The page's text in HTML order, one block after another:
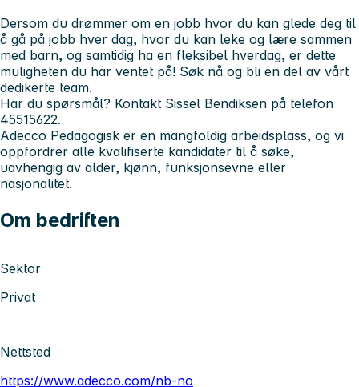
Dersom du drømmer om en jobb hvor du kan glede deg til
å gå på jobb hver dag, hvor du kan leke og lære sammen
med barn, og samtidig ha en fleksibel hverdag, er dette
muligheten du har ventet på! Søk nå og bli en del av vårt
dedikerte team.
Har du spørsmål? Kontakt Sissel Bendiksen på telefon
45515622.
Adecco Pedagogisk er en mangfoldig arbeidsplass, og vi
oppfordrer alle kvalifiserte kandidater til å søke,
uavhengig av alder, kjønn, funksjonsevne eller
nasjonalitet.
Om bedriften
Sektor
Privat
Nettsted
https://www.adecco.com/nb-no